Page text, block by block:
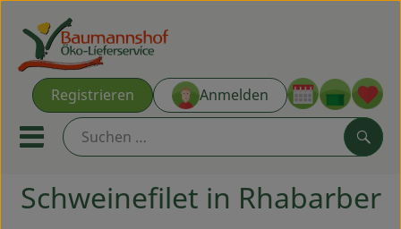
Registrieren Anmelden
Mobiles Menu öffnen oder
Ökokisten
Schweinefilet in Rhabarber